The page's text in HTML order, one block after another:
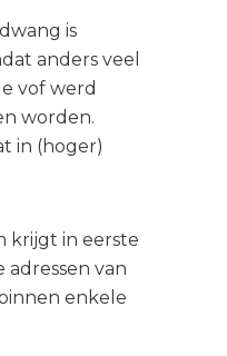
is
anders veel
vof werd
worden.
in (hoger)
krijgt in eerste
van
enkele